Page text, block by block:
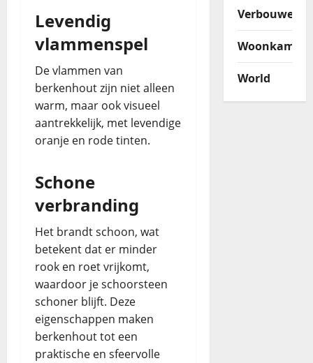
Levendig
vlammenspel
De vlammen van
berkenhout zijn niet alleen
warm, maar ook visueel
aantrekkelijk, met levendige
oranje en rode tinten.
Schone
verbranding
Het brandt schoon, wat
betekent dat er minder
rook en roet vrijkomt,
waardoor je schoorsteen
schoner blijft. Deze
eigenschappen maken
berkenhout tot een
praktische en sfeervolle
Verbouwen
Woonkamer
World